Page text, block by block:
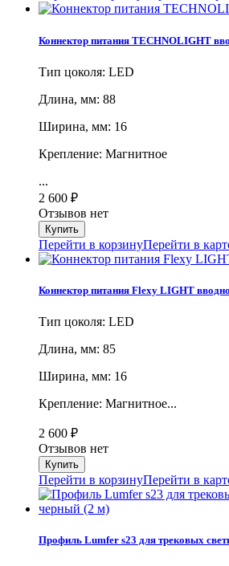
Коннектор питания TECHNOLIGHT
Тип цоколя: LED
Длина, мм: 88
Ширина, мм: 16
Крепление: Магнитное
...
2 600 ₽
Отзывов нет
Перейти в корзинуПерейти в
Коннектор питания Flexy LIGHT
Тип цоколя: LED
Длина, мм: 85
Ширина, мм: 16
Крепление: Магнитное...
2 600 ₽
Отзывов нет
Перейти в корзинуПерейти в
Профиль Lumfer s23 для трековых